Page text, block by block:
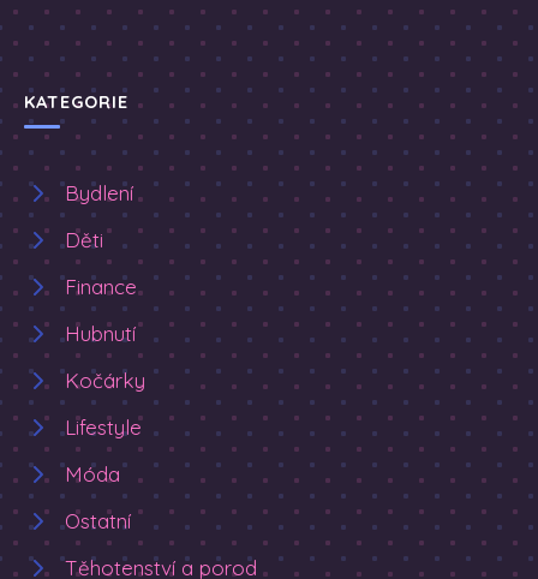
KATEGORIE
Bydlení
Děti
Finance
Hubnutí
Kočárky
Lifestyle
Móda
Ostatní
Těhotenství a porod